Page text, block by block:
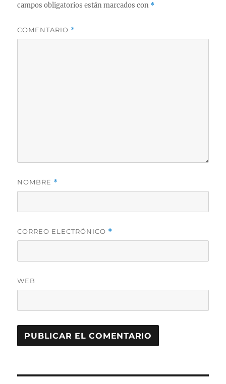
campos obligatorios están marcados con *
COMENTARIO *
NOMBRE *
CORREO ELECTRÓNICO *
WEB